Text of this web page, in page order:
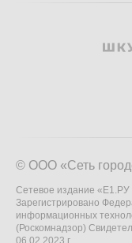
© ООО «Сеть
Сетевое издание «Е1.РУ
Зарегистрировано
информационных
(Роскомнадзор)
06.02.2023 г.